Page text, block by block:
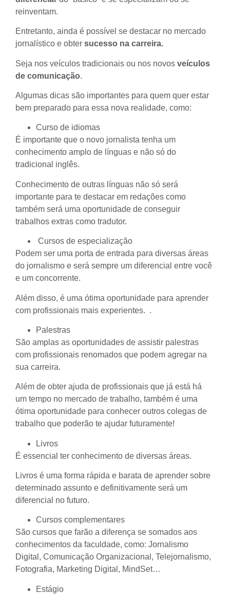
reinventam.
Entretanto, ainda é possível se destacar no mercado
jornalístico e obter sucesso na carreira.
Seja nos veículos tradicionais ou nos novos veículos
de comunicação.
Algumas dicas são importantes para quem quer estar
bem preparado para essa nova realidade, como:
Curso de idiomas
É importante que o novo jornalista tenha um
conhecimento amplo de línguas e não só do
tradicional inglês.
Conhecimento de outras línguas não só será
importante para te destacar em redações como
também será uma oportunidade de conseguir
trabalhos extras como tradutor.
Cursos de especialização
Podem ser uma porta de entrada para diversas áreas
do jornalismo e será sempre um diferencial entre você
e um concorrente.
Além disso, é uma ótima oportunidade para aprender
com profissionais mais experientes. .
Palestras
São amplas as oportunidades de assistir palestras
com profissionais renomados que podem agregar na
sua carreira.
Além de obter ajuda de profissionais que já está há
um tempo no mercado de trabalho, também é uma
ótima oportunidade para conhecer outros colegas de
trabalho que poderão te ajudar futuramente!
Livros
É essencial ter conhecimento de diversas áreas.
Livros é uma forma rápida e barata de aprender sobre
determinado assunto e definitivamente será um
diferencial no futuro.
Cursos complementares
São cursos que farão a diferença se somados aos
conhecimentos da faculdade, como: Jornalismo
Digital, Comunicação Organizacional, Telejornalismo,
Fotografia, Marketing Digital, MindSet…
Estágio